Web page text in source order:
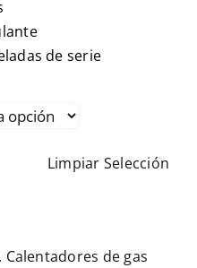
de serie
Limpiar Selección
, Calentadores de gas